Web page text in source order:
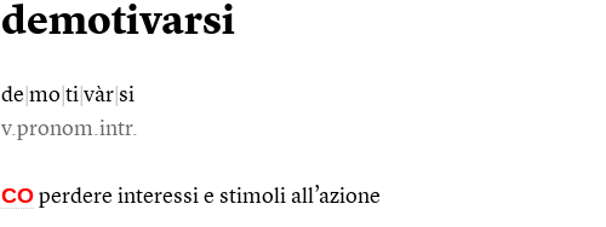
demotivarsi
de mo ti vàr si
v.pronom.intr.
CO perdere interessi e stimoli all’azione